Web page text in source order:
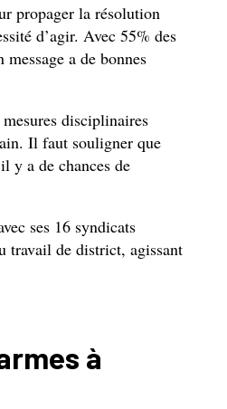
propager la résolution
d’agir. Avec 55% des
a de bonnes
disciplinaires
Il faut souligner que
y a de chances de
ses 16 syndicats
travail de district, agissant
à